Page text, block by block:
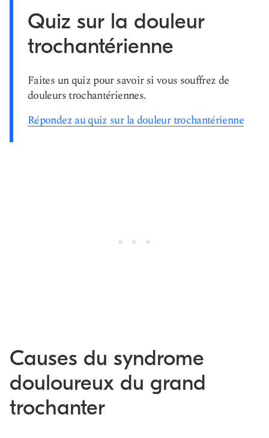
Quiz sur la douleur
trochantérienne
Faites un quiz pour savoir si vous souffrez de
douleurs trochantériennes.
Répondez au quiz sur la douleur trochantérienne
Causes du syndrome
douloureux du grand
trochanter